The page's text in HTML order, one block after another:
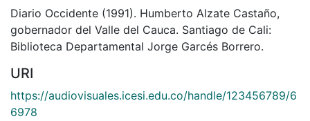
Diario Occidente (1991). Humberto Alzate Castaño,
gobernador del Valle del Cauca. Santiago de Cali:
Biblioteca Departamental Jorge Garcés Borrero.
URI
https://audiovisuales.icesi.edu.co/handle/123456789/6
6978